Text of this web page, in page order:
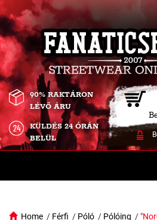
90% RAKTÁRON
LÉVŐ ÁRU
KÜLDÉS 24 ÓRÁN
BELÜL
Home / Férfi / Póló / Pólóing /